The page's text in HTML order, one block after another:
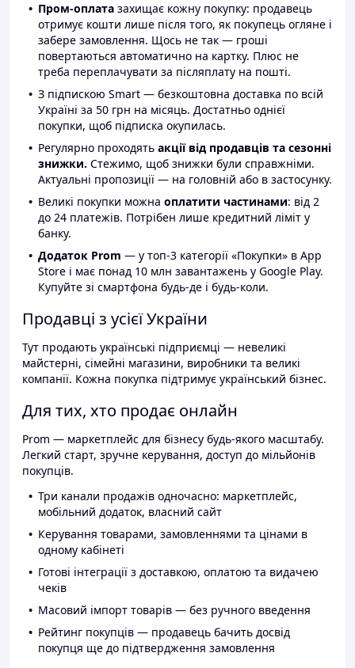
Пром-оплата захищає кожну покупку: продавець
отримує кошти лише після того, як покупець огляне і
забере замовлення. Щось не так — гроші
повертаються автоматично на картку. Плюс не
треба переплачувати за післяплату на пошті.
З підпискою Smart — безкоштовна доставка по всій
Україні за 50 грн на місяць. Достатньо однієї
покупки, щоб підписка окупилась.
Регулярно проходять акції від продавців та сезонні
знижки. Стежимо, щоб знижки були справжніми.
Актуальні пропозиції — на головній або в застосунку.
Великі покупки можна оплатити частинами: від 2
до 24 платежів. Потрібен лише кредитний ліміт у
банку.
Додаток Prom — у топ-3 категорії «Покупки» в App
Store і має понад 10 млн завантажень у Google Play.
Купуйте зі смартфона будь-де і будь-коли.
Продавці з усієї України
Тут продають українські підприємці — невеликі
майстерні, сімейні магазини, виробники та великі
компанії. Кожна покупка підтримує український бізнес.
Для тих, хто продає онлайн
Prom — маркетплейс для бізнесу будь-якого масштабу.
Легкий старт, зручне керування, доступ до мільйонів
покупців.
Три канали продажів одночасно: маркетплейс,
мобільний додаток, власний сайт
Керування товарами, замовленнями та цінами в
одному кабінеті
Готові інтеграції з доставкою, оплатою та видачею
чеків
Масовий імпорт товарів — без ручного введення
Рейтинг покупців — продавець бачить досвід
покупця ще до підтвердження замовлення